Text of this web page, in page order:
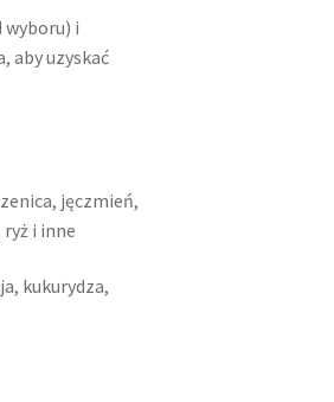
wyboru) i
aby uzyskać
jęczmień,
i inne
kukurydza,